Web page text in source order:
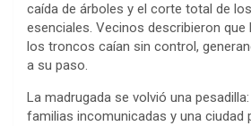
caída de árboles y el corte total de
esenciales. Vecinos describieron que
los troncos caían sin control,
a su paso.
La madrugada se volvió una
familias incomunicadas y una ciudad